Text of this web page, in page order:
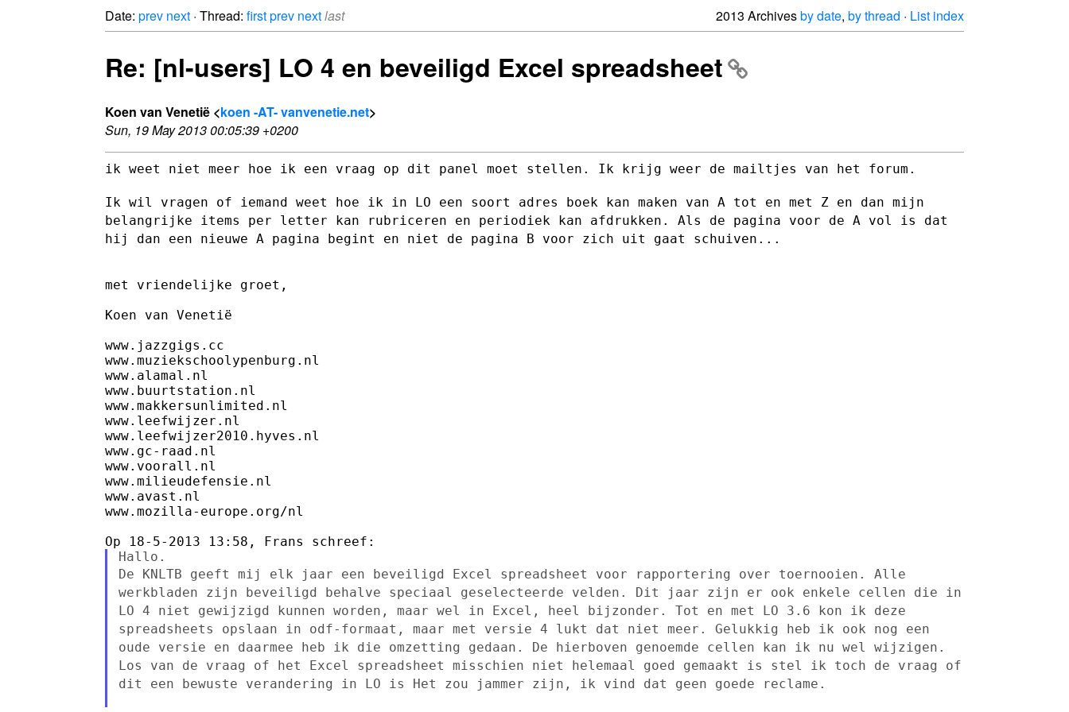
Date: prev next · Thread: firstprev nextlast 2013 Archivesby date, by thread · List index
Re: [nl-users] LO 4 en beveiligd Excel spreadsheet
Koen van Venetië <koen -AT- vanvenetie.net>
Sun, 19 May 2013 00:05:39 +0200
ik weet niet meer hoe ik een vraag op dit panel moet stellen. Ik krijg weer de mailtjes van het forum.
Ik wil vragen of iemand weet hoe ik in LO een soort adres boek kan maken van A tot en met Z en dan mijn
belangrijke items per letter kan
rubriceren en periodiek kan afdrukken. Als de pagina voor de A vol is dat
hij dan een nieuwe A pagina begint en niet de pagina B voor zich uit gaat schuiven...
met vriendelijke groet,
Koen van Venetië
www.jazzgigs.cc
www.muziekschoolypenburg.nl
www.alamal.nl
www.buurtstation.nl
www.makkersunlimited.nl
www.leefwijzer.nl
www.leefwijzer2010.hyves.nl
www.gc-raad.nl
www.voorall.nl
www.milieudefensie.nl
www.avast.nl
www.mozilla-europe.org/nl
De KNLTB geeft mij elk jaar een beveiligd Excel spreadsheet voor
rapportering over toernooien. Alle
werkbladen zijn beveiligd behalve speciaal geselecteerde velden. Dit jaar zijn er ook enkele cellen die in
LO 4 niet gewijzigd kunnen worden, maar wel in Excel, heel bijzonder. Tot en met LO 3.6 kon ik deze
spreadsheets opslaan in odf-formaat, maar met versie 4 lukt dat niet meer. Gelukkig heb ik ook nog een
oude versie en daarmee heb ik die omzetting gedaan. De hierboven genoemde cellen kan ik nu wel wijzigen.
Los van de vraag of het Excel spreadsheet misschien niet helemaal goed gemaakt is stel ik toch de vraag of
dit een bewuste verandering in LO is Het zou jammer zijn, ik vind dat geen goede reclame.